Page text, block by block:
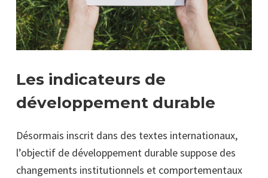
Les indicateurs de
développement durable
Désormais inscrit dans des textes internationaux,
l’objectif de développement durable suppose des
changements institutionnels et comportementaux